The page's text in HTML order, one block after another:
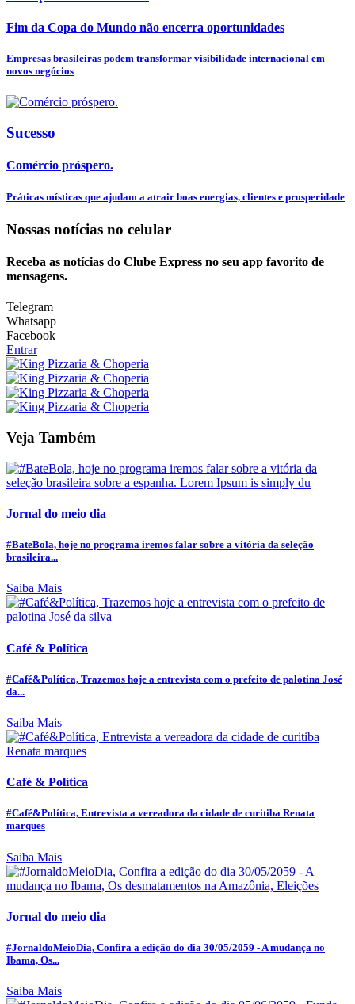
Fim da Copa do Mundo não encerra oportunidades
Empresas brasileiras podem transformar visibilidade internacional em
novos negócios
Sucesso
Comércio próspero.
Práticas místicas que ajudam a atrair boas energias, clientes e prosperidade
Nossas notícias no celular
Receba as notícias do Clube Express no seu app favorito de
mensagens.
Telegram
Whatsapp
Facebook
Entrar
Veja Também
Jornal do meio dia
#BateBola, hoje no programa iremos falar sobre a vitória da seleção
brasileira...
Saiba Mais
Café & Política
#Café&Política, Trazemos hoje a entrevista com o prefeito de palotina José
da...
Saiba Mais
Café & Política
#Café&Política, Entrevista a vereadora da cidade de curitiba Renata
marques
Saiba Mais
Jornal do meio dia
#JornaldoMeioDia, Confira a edição do dia 30/05/2059 - A mudança no
Ibama, Os...
Saiba Mais